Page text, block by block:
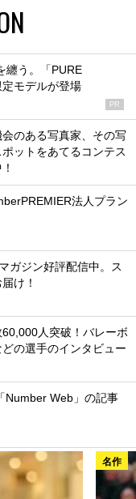
纏う。「PURE
モデルが登場
PR
のある写真家、その写
ットをあてるコンテス
法人プラン
ガジン好評配信中。ス
け！
人突破！バレーボ
の選手のインタビュー
Number Web」の記事
名作